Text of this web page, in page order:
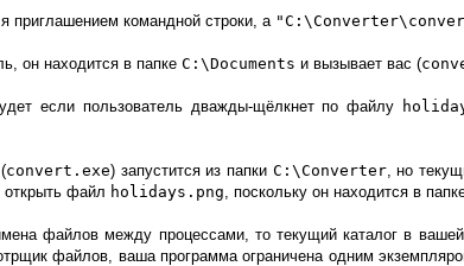
приглашением командной строки, а
он находится в папке C:\Documents и вызывает вас (
если пользователь дважды-щёлкнет по файлу
convert.exe) запустится из папки C:\Converter, но
файл holidays.png , поскольку он находится в
файлов между процессами, то текущий каталог в
файлов, ваша программа ограничена одним